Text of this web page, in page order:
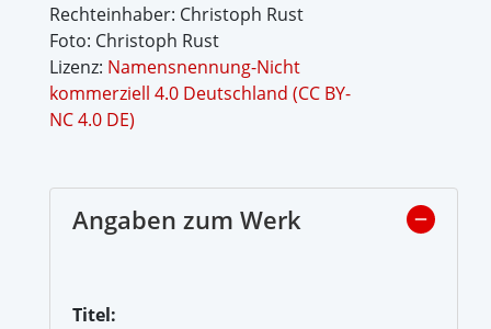
Rechteinhaber: Christoph Rust
Foto: Christoph Rust
Lizenz: Namensnennung-Nicht
kommerziell 4.0 Deutschland (CC BY-
NC 4.0 DE)
Angaben zum Werk
Titel: